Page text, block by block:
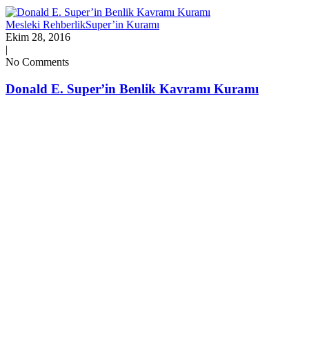
Mesleki RehberlikSuper’in Kuramı
Ekim 28, 2016
|
No Comments
Donald E. Super’in Benlik Kavramı Kuramı